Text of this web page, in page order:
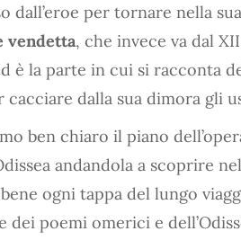
dall’eroe per tornare nella
vendetta, che invece va dal
è la parte in cui si racconta
cacciare dalla sua dimora gli
ben chiaro il piano
andandola a scoprire
ogni tappa del lungo
dei poemi omerici e